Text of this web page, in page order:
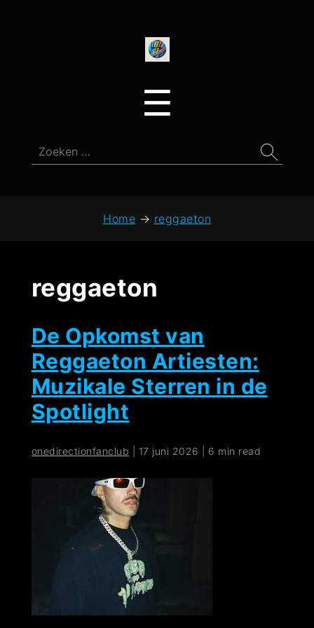
☰
Zoeken
naar:
Home → reggaeton
reggaeton
De Opkomst van
Reggaeton Artiesten:
Muzikale Sterren in de
Spotlight
onedirectionfanclub 17 juni 2026 6 min read